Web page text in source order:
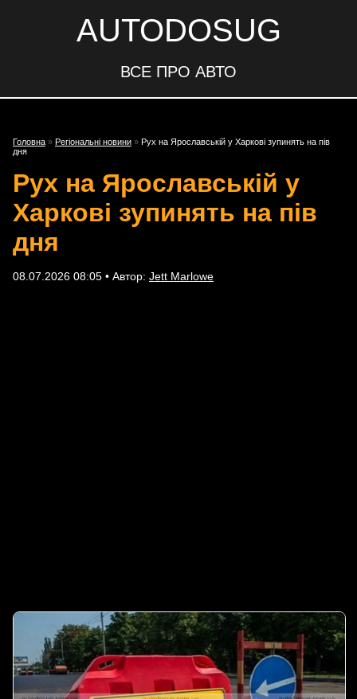
AUTODOSUG
ВСЕ ПРО АВТО
Головна » Регіональні новини » Рух на Ярославській у Харкові зупинять на пів
дня
Рух на Ярославській у
Харкові зупинять на пів
дня
08.07.2026 08:05 • Автор: Jett Marlowe